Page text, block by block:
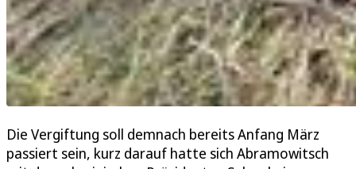
Die Vergiftung soll demnach bereits Anfang März
passiert sein, kurz darauf hatte sich Abramowitsch